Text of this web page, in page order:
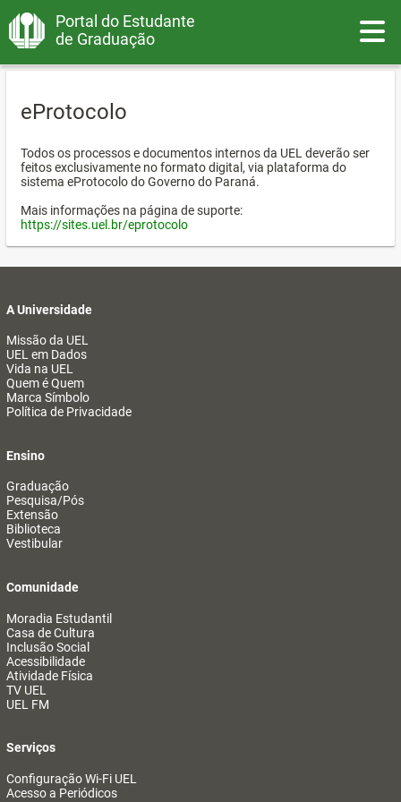
Portal do Estudante
de Graduação
eProtocolo
Todos os processos e documentos internos da UEL deverão ser
feitos exclusivamente no formato digital, via plataforma do
sistema eProtocolo do Governo do Paraná.
Mais informações na página de suporte:
https://sites.uel.br/eprotocolo
A Universidade
Missão da UEL
UEL em Dados
Vida na UEL
Quem é Quem
Marca Símbolo
Política de Privacidade
Ensino
Graduação
Pesquisa/Pós
Extensão
Biblioteca
Vestibular
Comunidade
Moradia Estudantil
Casa de Cultura
Inclusão Social
Acessibilidade
Atividade Física
TV UEL
UEL FM
Serviços
Configuração Wi-Fi UEL
Acesso a Periódicos